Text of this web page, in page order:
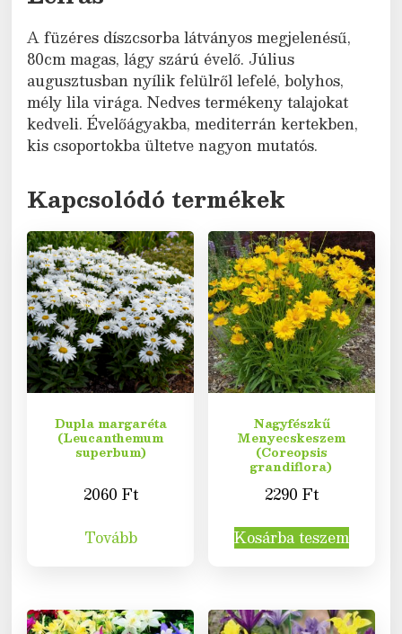
A füzéres díszcsorba látványos megjelenésű,
80cm magas, lágy szárú évelő. Július
augusztusban nyílik felülről lefelé, bolyhos,
mély lila virága. Nedves termékeny talajokat
kedveli. Évelőágyakba, mediterrán kertekben,
kis csoportokba ültetve nagyon mutatós.
Kapcsolódó termékek
Dupla margaréta
(Leucanthemum
superbum)
2060 Ft
Tovább
Nagyfészkű
Menyecskeszem
(Coreopsis
grandiflora)
2290 Ft
Kosárba teszem